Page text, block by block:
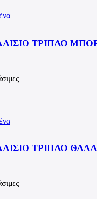
ΤΡΙΠΛΟ
ΤΡΙΠΛΟ